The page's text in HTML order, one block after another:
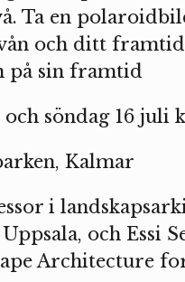
Ta en
och ditt
på sin framtid
söndag 16 juli
Kalmar
i
och Essi
Architecture